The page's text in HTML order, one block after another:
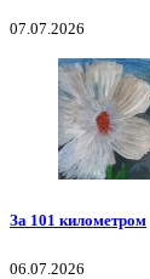
07.07.2026
За 101 километром
06.07.2026